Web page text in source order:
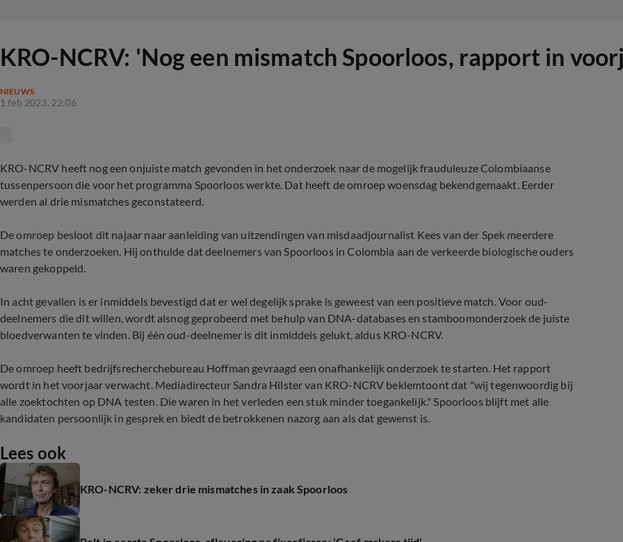
KRO-NCRV: 'Nog een mismatch Spoorloos, rapport in
NIEUWS
1 feb 2023, 22:06
KRO-NCRV heeft nog een onjuiste match gevonden in het onderzoek naar de mogelijk frauduleuze Colombiaanse
tussenpersoon die voor het programma Spoorloos werkte. Dat heeft de omroep woensdag bekendgemaakt. Eerder
werden al drie mismatches geconstateerd.
De omroep besloot dit najaar naar aanleiding van uitzendingen van misdaadjournalist Kees van der Spek meerdere
matches te onderzoeken. Hij onthulde dat deelnemers van Spoorloos in Colombia aan de verkeerde biologische ouders
waren gekoppeld.
In acht gevallen is er inmiddels bevestigd dat er wel degelijk sprake is geweest van een positieve match. Voor oud-
deelnemers die dit willen, wordt alsnog geprobeerd met behulp van DNA-databases en stamboomonderzoek de juiste
bloedverwanten te vinden. Bij één oud-deelnemer is dit inmiddels gelukt, aldus KRO-NCRV.
De omroep heeft bedrijfsrecherchebureau Hoffman gevraagd een onafhankelijk onderzoek te starten. Het rapport
wordt in het voorjaar verwacht. Mediadirecteur Sandra Hilster van KRO-NCRV beklemtoont dat "wij tegenwoordig bij
alle zoektochten op DNA testen. Die waren in het verleden een stuk minder toegankelijk." Spoorloos blijft met alle
kandidaten persoonlijk in gesprek en biedt de betrokkenen nazorg aan als dat gewenst is.
Lees ook
KRO-NCRV: zeker drie mismatches in zaak Spoorloos